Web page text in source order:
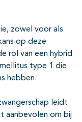
zowel voor als
op deze
rol van een hybrid
type 1 die
hebben.
leidt
aanbevolen om bij